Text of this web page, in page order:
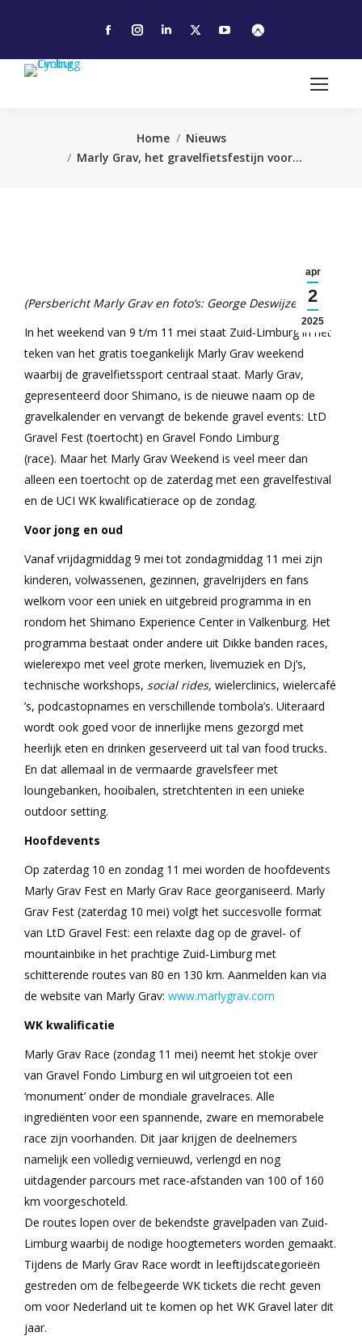
Facebook
window
Instagram
window
Linkedin
windowwindow
YouTube
Home
Nieuws
Marly Grav, het gravelfietsfestijn voor…
apr
2
2025
(Persbericht Marly Grav en foto’s: George Deswijzen)
In het weekend van 9 t/m 11 mei staat Zuid-Limburg in het
teken van het gratis toegankelijk Marly Grav weekend
waarbij de gravelfietssport centraal staat. Marly Grav,
gepresenteerd door Shimano, is de nieuwe naam op de
gravelkalender en vervangt de bekende gravel events: LtD
Gravel Fest (toertocht) en Gravel Fondo Limburg
(race). Maar het Marly Grav Weekend is veel meer dan
alleen een toertocht op de zaterdag met een gravelfestival
en de UCI WK kwalificatierace op de zondag.
Voor jong en oud
Vanaf vrijdagmiddag 9 mei tot zondagmiddag 11 mei zijn
kinderen, volwassenen, gezinnen, gravelrijders en fans
welkom voor een uniek en uitgebreid programma in en
rondom het Shimano Experience Center in Valkenburg. Het
programma bestaat onder andere uit Dikke banden races,
wielerexpo met veel grote merken, livemuziek en Dj’s,
technische workshops, social rides, wielerclinics, wielercafé
’s, podcastopnames en verschillende tombola’s. Uiteraard
wordt ook goed voor de innerlijke mens gezorgd met
heerlijk eten en drinken geserveerd uit tal van food trucks.
En dat allemaal in de vermaarde gravelsfeer met
loungebanken, hooibalen, stretchtenten in een unieke
outdoor setting.
Hoofdevents
Op zaterdag 10 en zondag 11 mei worden de hoofdevents
Marly Grav Fest en Marly Grav Race georganiseerd. Marly
Grav Fest (zaterdag 10 mei) volgt het succesvolle format
van LtD Gravel Fest: een relaxte dag op de gravel- of
mountainbike in het prachtige Zuid-Limburg met
schitterende routes van 80 en 130 km. Aanmelden kan via
de website van Marly Grav: www.marlygrav.com
WK kwalificatie
Marly Grav Race (zondag 11 mei) neemt het stokje over
van Gravel Fondo Limburg en wil uitgroeien tot een
‘monument’ onder de mondiale gravelraces. Alle
ingrediënten voor een spannende, zware en memorabele
race zijn voorhanden. Dit jaar krijgen de deelnemers
namelijk een volledig vernieuwd, verlengd en nog
uitdagender parcours met race-afstanden van 100 of 160
km voorgeschoteld.
De routes lopen over de bekendste gravelpaden van Zuid-
Limburg waarbij de nodige hoogtemeters worden gemaakt.
Tijdens de Marly Grav Race wordt in leeftijdscategorieën
gestreden om de felbegeerde WK tickets die recht geven
om voor Nederland uit te komen op het WK Gravel later dit
jaar.